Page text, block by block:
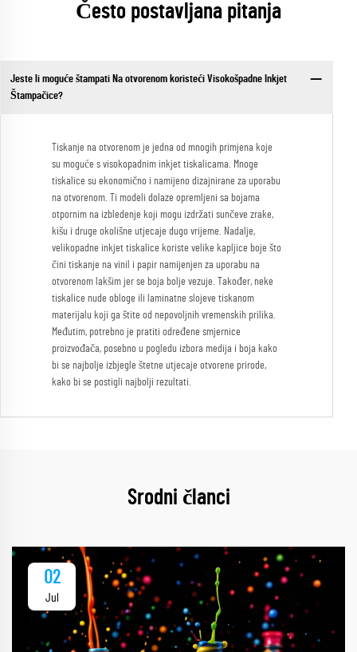
Često postavljana pitanja
Jeste li moguće štampati Na otvorenom koristeći Visokošpadne Inkjet
Štampačice?
Tiskanje na otvorenom je jedna od mnogih primjena koje
su moguće s visokopadnim inkjet tiskalicama. Mnoge
tiskalice su ekonomično i namijeno dizajnirane za uporabu
na otvorenom. Ti modeli dolaze opremljeni sa bojama
otpornim na izbledenje koji mogu izdržati sunčeve zrake,
kišu i druge okolišne utjecaje dugo vrijeme. Nadalje,
velikopadne inkjet tiskalice koriste velike kapljice boje što
čini tiskanje na vinil i papir namijenjen za uporabu na
otvorenom lakšim jer se boja bolje vezuje. Također, neke
tiskalice nude obloge ili laminatne slojeve tiskanom
materijalu koji ga štite od nepovoljnih vremenskih prilika.
Međutim, potrebno je pratiti određene smjernice
proizvođača, posebno u pogledu izbora medija i boja kako
bi se najbolje izbjegle štetne utjecaje otvorene prirode,
kako bi se postigli najbolji rezultati.
Srodni članci
02
Jul